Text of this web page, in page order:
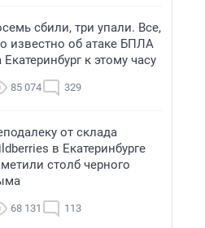
сбили, три упали. Все,
известно об атаке БПЛА
Екатеринбург к этому часу
85 074 329
от склада
в Екатеринбурге
столб черного
68 131 113